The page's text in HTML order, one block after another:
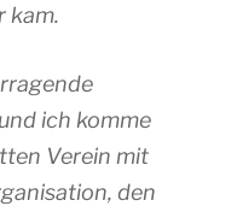
kam.
ich komme
Verein mit
den